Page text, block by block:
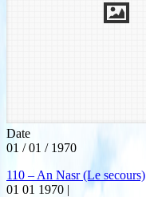
Date
01 / 01 / 1970
110 – An Nasr (Le secours)
01 01 1970 |